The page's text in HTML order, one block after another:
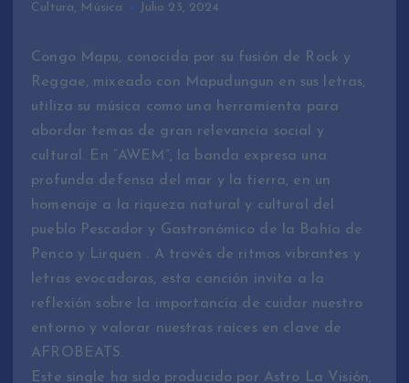
Cultura, Música Julio 23, 2024
Congo Mapu, conocida por su fusión de Rock y
Reggae, mixeado con Mapudungun en sus letras,
utiliza su música como una herramienta para
abordar temas de gran relevancia social y
cultural. En “AWEM”, la banda expresa una
profunda defensa del mar y la tierra, en un
homenaje a la riqueza natural y cultural del
pueblo Pescador y Gastronómico de la Bahía de
Penco y Lirquen . A través de ritmos vibrantes y
letras evocadoras, esta canción invita a la
reflexión sobre la importancia de cuidar nuestro
entorno y valorar nuestras raíces en clave de
AFROBEATS.
Este single ha sido producido por Astro La Visión,